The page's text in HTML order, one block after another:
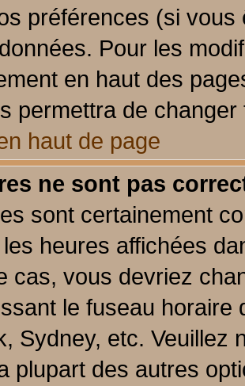
préférences (si
Pour les
en haut des
permettra de
haut de page
ne sont pas
sont certainement
heures affichées
cas, vous devriez
le fuseau
Sydney, etc. Veuillez
plupart des autres